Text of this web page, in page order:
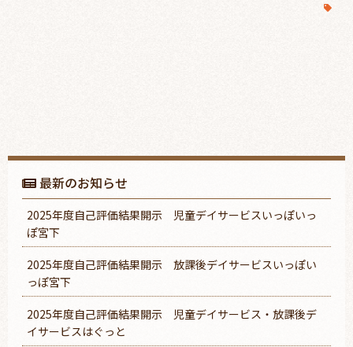
最新のお知らせ
2025年度自己評価結果開示 児童デイサービスいっぽいっ
ぽ宮下
2025年度自己評価結果開示 放課後デイサービスいっぽい
っぽ宮下
2025年度自己評価結果開示 児童デイサービス・放課後デ
イサービスはぐっと